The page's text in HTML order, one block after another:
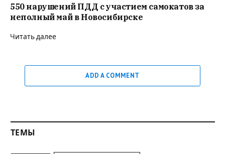
550 нарушений ПДД с участием самокатов за
неполный май в Новосибирске
Читать далее
ADD A COMMENT
ТЕМЫ